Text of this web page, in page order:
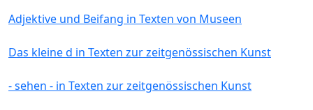
Adjektive und Beifang in Texten von Museen
Das kleine d in Texten zur zeitgenössischen Kunst
- sehen - in Texten zur zeitgenössischen Kunst